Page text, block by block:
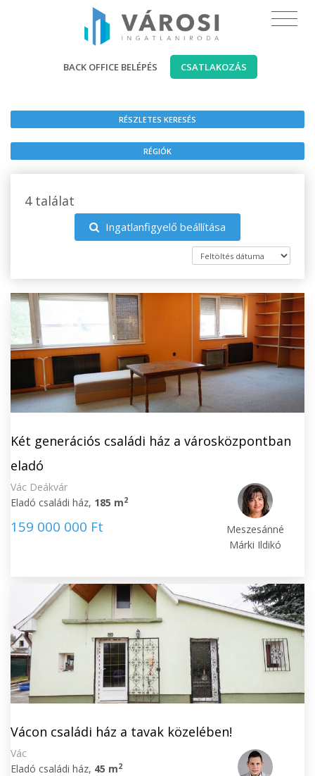
BACK OFFICE BELÉPÉS CSATLAKOZÁS
RÉSZLETES KERESÉS
RÉGIÓK
4 találat
Ingatlanfigyelő beállítása
Két generációs családi ház a városközpontban
eladó
Vác Deákvár
Eladó családi ház, 185 m2
159 000 000 Ft
Meszesánné
Márki Ildikó
Vácon családi ház a tavak közelében!
Vác
Eladó családi ház, 45 m2